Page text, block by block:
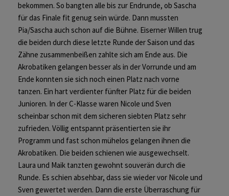
bekommen. So bangten alle bis zur Endrunde, ob Sascha
für das Finale fit genug sein würde. Dann mussten
Pia/Sascha auch schon auf die Bühne. Eiserner Willen trug
die beiden durch diese letzte Runde der Saison und das
Zähne zusammenbeißen zahlte sich am Ende aus. Die
Akrobatiken gelangen besser als in der Vorrunde und am
Ende konnten sie sich noch einen Platz nach vorne
tanzen. Ein hart verdienter fünfter Platz für die beiden
Junioren. In der C-Klasse waren Nicole und Sven
scheinbar schon mit dem sicheren siebten Platz sehr
zufrieden. Völlig entspannt präsentierten sie ihr
Programm und fast schon mühelos gelangen ihnen die
Akrobatiken. Die beiden schienen wie ausgewechselt.
Laura und Maik tanzten gewohnt souverän durch die
Runde. Es schien absehbar, dass sie wieder vor Nicole und
Sven gewertet werden. Dann die erste Überraschung für